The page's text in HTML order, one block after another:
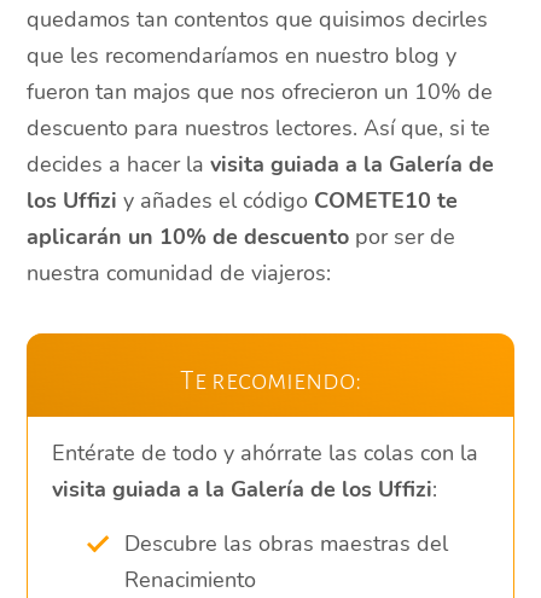
quedamos tan contentos que quisimos decirles
que les recomendaríamos en nuestro blog y
fueron tan majos que nos ofrecieron un 10% de
descuento para nuestros lectores. Así que, si te
decides a hacer lavisita guiada a la Galería de
los Uffizi y añades el código COMETE10 te
aplicarán un 10% de descuento por ser de
nuestra comunidad de viajeros:
Te recomiendo:
Entérate de todo y ahórrate las colas con la
visita guiada a la Galería de los Uffizi:
Descubre las obras maestras del
Renacimiento